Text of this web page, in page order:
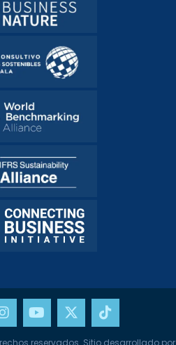
reservados. Sitio desarrollado por